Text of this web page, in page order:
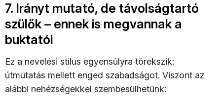
7. Irányt mutató, de távolságtartó
szülők – ennek is megvannak a
buktatói
Ez a nevelési stílus egyensúlyra törekszik:
útmutatás mellett enged szabadságot. Viszont az
alábbi nehézségekkel szembesülhetünk: